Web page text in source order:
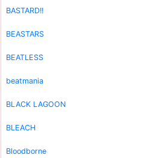
BASTARD!!
BEASTARS
BEATLESS
beatmania
BLACK LAGOON
BLEACH
Bloodborne